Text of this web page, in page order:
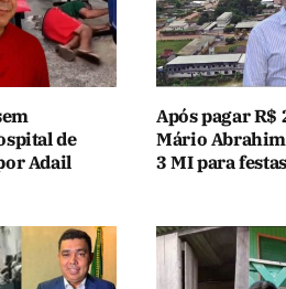
de
Adail
Após pagar R$
Mário
3 MI para